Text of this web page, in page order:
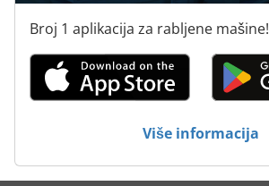
Broj 1 aplikacija za rabljene mašine!
Više informacija